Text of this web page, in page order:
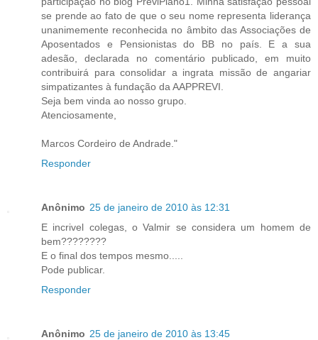
se prende ao fato de que o seu nome representa liderança
unanimemente reconhecida no âmbito das Associações de
Aposentados e Pensionistas do BB no país. E a sua
adesão, declarada no comentário publicado, em muito
contribuirá para consolidar a ingrata missão de angariar
simpatizantes à fundação da AAPPREVI.
Seja bem vinda ao nosso grupo.
Atenciosamente,
Marcos Cordeiro de Andrade."
Responder
Anônimo 25 de janeiro de 2010 às 12:31
E incrivel colegas, o Valmir se considera um homem de
bem????????
E o final dos tempos mesmo.....
Pode publicar.
Responder
Anônimo 25 de janeiro de 2010 às 13:45